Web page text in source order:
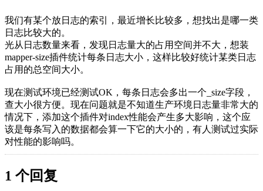
我们有某个放日志的索引，最近增长比较多，想找出是哪一类
日志比较大的。
光从日志数量来看，发现日志量大的占用空间并不大，想装
mapper-size插件统计每条日志大小，这样比较好统计某类日志
占用的总空间大小。
现在测试环境已经测试OK，每条日志会多出一个_size字段，
查大小很方便。现在问题就是不知道生产环境日志量非常大的
情况下，添加这个插件对index性能会产生多大影响，这个应
该是每条写入的数据都会算一下它的大小的，有人测试过实际
对性能的影响吗。
1 个回复